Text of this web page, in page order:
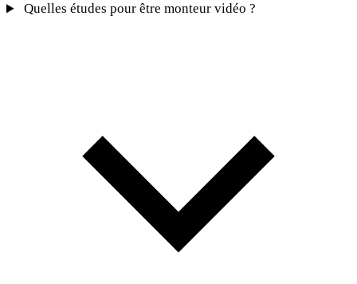
Quelles études pour être monteur vidéo ?